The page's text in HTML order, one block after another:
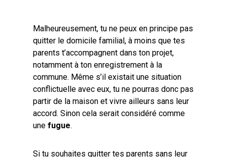
Malheureusement, tu ne peux en principe pas
quitter le domicile familial, à moins que tes
parents t’accompagnent dans ton projet,
notamment à ton enregistrement à la
commune. Même s’il existait une situation
conflictuelle avec eux, tu ne pourras donc pas
partir de la maison et vivre ailleurs sans leur
accord. Sinon cela serait considéré comme
unefugue.
Si tu souhaites quitter tes parents sans leur